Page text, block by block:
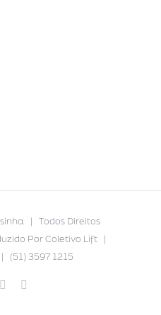
| Todos Direitos
PorColetivo Lift|
| (51) 3597 1215
YouTube